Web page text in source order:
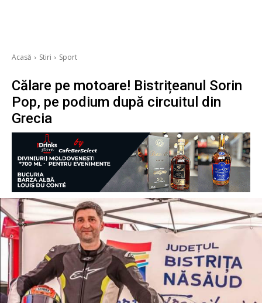
Acasă Stiri Sport
Călare pe motoare! Bistrițeanul Sorin
Pop, pe podium după circuitul din
Grecia